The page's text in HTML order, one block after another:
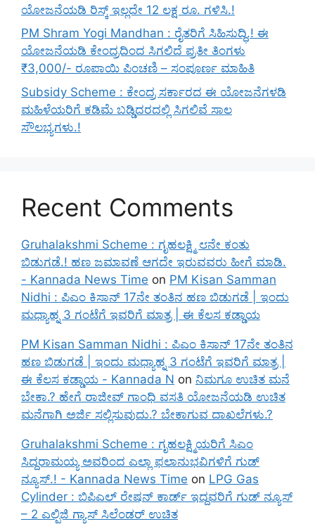
ಯೋಜನೆಯಡಿ ರಿಸ್ಕ್‌ ಇಲ್ಲದೇ 12 ಲಕ್ಷ ರೂ. ಗಳಿಸಿ.!
PM Shram Yogi Mandhan : ರೈತರಿಗೆ ಸಿಹಿಸುದ್ಧಿ.! ಈ
ಯೋಜನೆಯಡಿ ಕೇಂದ್ರದಿಂದ ಸಿಗಲಿದೆ ಪ್ರತೀ ತಿಂಗಳು
₹3,000/- ರೂಪಾಯಿ ಪಿಂಚಣಿ – ಸಂಪೂರ್ಣ ಮಾಹಿತಿ
Subsidy Scheme : ಕೇಂದ್ರ ಸರ್ಕಾರದ ಈ ಯೋಜನೆಗಳಡಿ
ಮಹಿಳೆಯರಿಗೆ ಕಡಿಮೆ ಬಡ್ಡಿದರದಲ್ಲಿ ಸಿಗಲಿವೆ ಸಾಲ
ಸೌಲಭ್ಯಗಳು.!
Recent Comments
Gruhalakshmi Scheme : ಗೃಹಲಕ್ಷ್ಮಿ ೮ನೇ ಕಂತು
ಬಿಡುಗಡೆ.! ಹಣ ಜಮಾವಣೆ ಆಗದೇ ಇರುವವರು ಹೀಗೆ ಮಾಡಿ.
- Kannada News Time on PM Kisan Samman
Nidhi : ಪಿಎಂ ಕಿಸಾನ್ 17ನೇ ತಂತಿನ ಹಣ ಬಿಡುಗಡೆ | ಇಂದು
ಮಧ್ಯಾಹ್ನ 3 ಗಂಟೆಗೆ ಇವರಿಗೆ ಮಾತ್ರ | ಈ ಕೆಲಸ ಕಡ್ಡಾಯ
PM Kisan Samman Nidhi : ಪಿಎಂ ಕಿಸಾನ್ 17ನೇ ತಂತಿನ
ಹಣ ಬಿಡುಗಡೆ | ಇಂದು ಮಧ್ಯಾಹ್ನ 3 ಗಂಟೆಗೆ ಇವರಿಗೆ ಮಾತ್ರ |
ಈ ಕೆಲಸ ಕಡ್ಡಾಯ - Kannada N on ನಿಮಗೂ ಉಚಿತ ಮನೆ
ಬೇಕಾ.? ಹೇಗೆ ರಾಜೀವ್ ಗಾಂಧಿ ವಸತಿ ಯೋಜನೆಯಡಿ ಉಚಿತ
ಮನೆಗಾಗಿ ಅರ್ಜಿ ಸಲ್ಲಿಸುವುದು.? ಬೇಕಾಗುವ ದಾಖಲೆಗಳು.?
Gruhalakshmi Scheme : ಗೃಹಲಕ್ಷ್ಮಿಯರಿಗೆ ಸಿಎಂ
ಸಿದ್ದರಾಮಯ್ಯ ಅವರಿಂದ ಎಲ್ಲಾ ಫಲಾನುಭವಿಗಳಿಗೆ ಗುಡ್
ನ್ಯೂಸ್.! - Kannada News Time on LPG Gas
Cylinder : ಬಿಪಿಎಲ್ ರೇಷನ್ ಕಾರ್ಡ್ ಇದ್ದವರಿಗೆ ಗುಡ್ ನ್ಯೂಸ್
– 2 ಎಲ್ಪಿಜಿ ಗ್ಯಾಸ್ ಸಿಲೆಂಡರ್ ಉಚಿತ